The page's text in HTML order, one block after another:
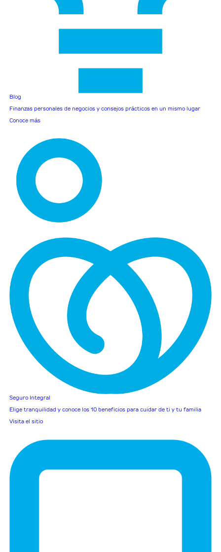
Blog
Finanzas personales de negocios y consejos prácticos en un mismo lugar
Conoce más
Seguro Integral
Elige tranquilidad y conoce los 10 beneficios para cuidar de ti y tu familia
Visita el sitio